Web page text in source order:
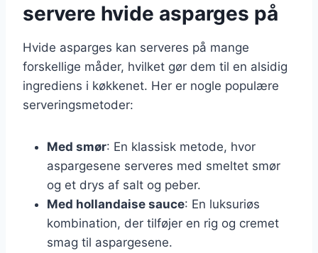
servere hvide asparges på
Hvide asparges kan serveres på mange
forskellige måder, hvilket gør dem til en alsidig
ingrediens i køkkenet. Her er nogle populære
serveringsmetoder:
Med smør: En klassisk metode, hvor
aspargesene serveres med smeltet smør
og et drys af salt og peber.
Med hollandaise sauce: En luksuriøs
kombination, der tilføjer en rig og cremet
smag til aspargesene.